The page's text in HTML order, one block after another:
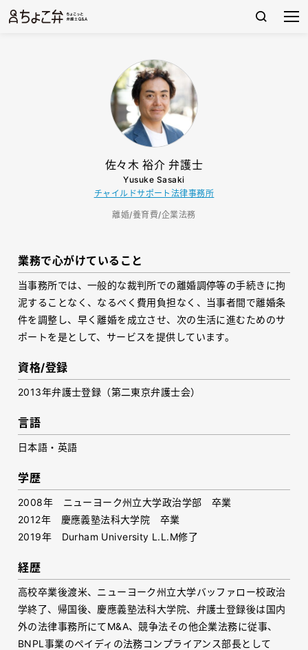
佐々木 裕介 弁護士
Yusuke Sasaki
チャイルドサポート法律事務所
離婚/養育費/企業法務
業務で心がけていること
当事務所では、一般的な裁判所での離婚調停等の手続きに拘
泥することなく、なるべく費用負担なく、当事者間で離婚条
件を調整し、早く離婚を成立させ、次の生活に進むためのサ
ポートを是として、サービスを提供しています。
資格/登録
2013年弁護士登録（第二東京弁護士会）
言語
日本語・英語
学歴
2008年 ニューヨーク州立大学政治学部 卒業
2012年 慶應義塾法科大学院 卒業
2019年 Durham University L.L.M修了
経歴
高校卒業後渡米、ニューヨーク州立大学バッファロー校政治
学終了、帰国後、慶應義塾法科大学院、弁護士登録後は国内
外の法律事務所にてM&A、競争法その他企業法務に従事、
BNPL事業のペイディの法務コンプライアンス部長として